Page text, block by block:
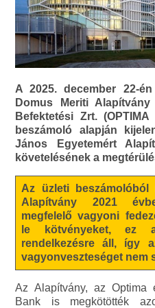
A 2025. december 22-
Domus Meriti
Befektetési Zrt.
beszámoló alapján
János Egyetemért
követelésének a
Az üzleti beszámolóból
Alapítvány 2021
megfelelő vagyoni
le kötvényeket, ez
rendelkezésre áll, így
vagyonveszteséget nem
Az Alapítvány, az Optima
Bank is megkötötték